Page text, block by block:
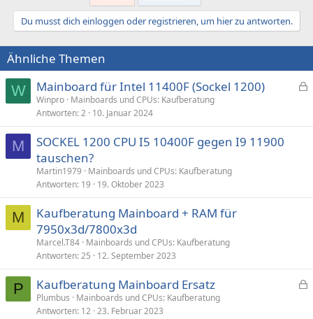
Du musst dich einloggen oder registrieren, um hier zu antworten.
Ähnliche Themen
W
p
Mainboard für Intel 11400F (Sockel 1200)
Winpro Mainboards und CPUs: Kaufberatung
Antworten 2 10. Januar 2024
M
SOCKEL 1200 CPU I5 10400F gegen I9 11900
tauschen?
Martin1979
Mainboards und CPUs: Kaufberatung
Antworten 19 19. Oktober 2023
M
Kaufberatung Mainboard + RAM für
7950x3d/7800x3d
Marcel.T84 Mainboards und CPUs: Kaufberatung
Antworten 25 12. September 2023
P Kaufberatung Mainboard Ersatz
Plumbus
Mainboards und CPUs: Kaufberatung
Antworten 12 23. Februar 2023